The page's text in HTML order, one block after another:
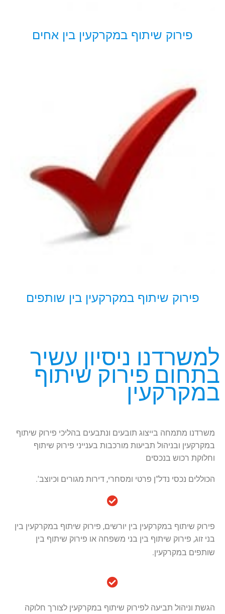
פירוק שיתוף במקרקעין בין אחים
פירוק שיתוף במקרקעין בין שותפים
למשרדנו ניסיון עשיר
בתחום פירוק שיתוף
במקרקעין
משרדנו מתמחה בייצוג תובעים ונתבעים בהליכי פירוק שיתוף
במקרקעין ובניהול תביעות מורכבות בענייני פירוק שיתוף
וחלוקת רכוש בנכסים
הכוללים נכסי נדל"ן פרטי ומסחרי, דירות מגורים וכיוצב'.
פירוק שיתוף במקרקעין בין יורשים, פירוק שיתוף במקרקעין בין
בני זוג, פירוק שיתוף בין בני משפחה או פירוק שיתוף בין
שותפים במקרקעין.
הגשת וניהול תביעה לפירוק שיתוף במקרקעין לצורך חלוקה